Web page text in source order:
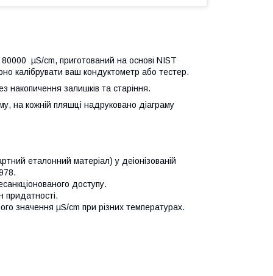
µS/cm, приготований на основі NIST
калібрувати ваш кондуктометр або тестер.
накопичення залишків та старіння.
на кожній пляшці надруковано діаграму
еталонний матеріал) у деіонізованій
доступу.
придатності.
значення µS/cm при різних температурах.